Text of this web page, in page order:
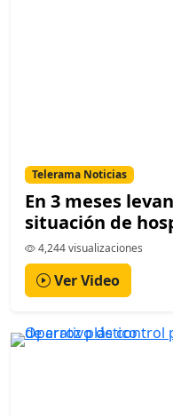
Telerama Noticias
En 3 meses
situación de
4,244 visualizaciones
Ver Video